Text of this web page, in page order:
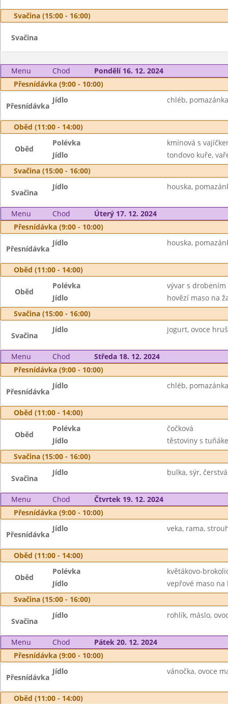
Svačina (15:00 - 16:00)
Svačina
Menu Chod
Pondělí 16. 12. 2024
Přesnídávka (9:00 - 10:00)
Přesnídávka
Jídlo chléb,
Oběd (11:00 - 14:00)
Oběd
Polévka
kmínová s
Jídlo
tondovo kuře,
Svačina (15:00 - 16:00)
Svačina
Jídlo houska,
Menu Chod
Úterý 17. 12. 2024
Přesnídávka (9:00 - 10:00)
Přesnídávka
Jídlo houska,
Oběd (11:00 - 14:00)
Oběd
Polévka
vývar s drobením
Jídlo
hovězí maso na
Svačina (15:00 - 16:00)
Svačina
Jídlo jogurt, ovoce
Menu Chod
Středa 18. 12. 2024
Přesnídávka (9:00 - 10:00)
Přesnídávka
Jídlo chléb,
Oběd (11:00 - 14:00)
Oběd
Polévka
čočková
Jídlo
těstoviny s
Svačina (15:00 - 16:00)
Svačina
Jídlo bulka, sýr,
Menu Chod
Čtvrtek 19. 12. 2024
Přesnídávka (9:00 - 10:00)
Přesnídávka
Jídlo veka, rama,
Oběd (11:00 - 14:00)
Oběd
Polévka
květákovo-
Jídlo
vepřové maso
Svačina (15:00 - 16:00)
Svačina
Jídlo rohlík, máslo,
Menu Chod
Pátek 20. 12. 2024
Přesnídávka (9:00 - 10:00)
Přesnídávka
Jídlo vánočka, ovoce
Oběd (11:00 - 14:00)